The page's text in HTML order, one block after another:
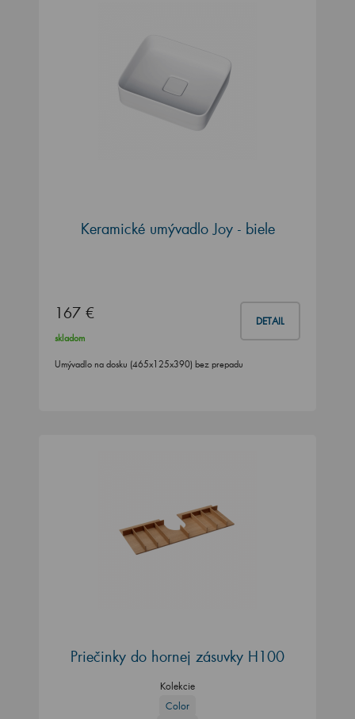
Keramické umývadlo Joy - biele
167 € DETAIL
skladom
Umývadlo na dosku (465x125x390) bez prepadu
Priečinky do hornej zásuvky H100
Kolekcie
Color